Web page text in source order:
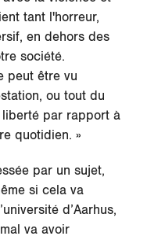
tant l'horreur,
en dehors des
société.
peut être vu
ou tout du
liberté par rapport à
quotidien. »
par un sujet,
si cela va
d’Aarhus,
va avoir